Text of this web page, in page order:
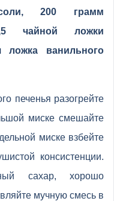
200 грамм
чайной ложки
ложка ванильного
печенья разогрейте
миске смешайте
миске взбейте
консистенции.
сахар, хорошо
мучную смесь в